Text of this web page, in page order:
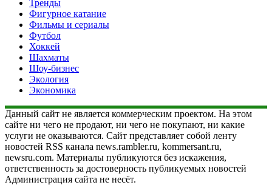
Тренды
Фигурное катание
Фильмы и сериалы
Футбол
Хоккей
Шахматы
Шоу-бизнес
Экология
Экономика
Данный сайт не является коммерческим проектом. На этом
сайте ни чего не продают, ни чего не покупают, ни какие
услуги не оказываются. Сайт представляет собой ленту
новостей RSS канала news.rambler.ru, kommersant.ru,
newsru.com. Материалы публикуются без искажения,
ответственность за достоверность публикуемых новостей
Администрация сайта не несёт.